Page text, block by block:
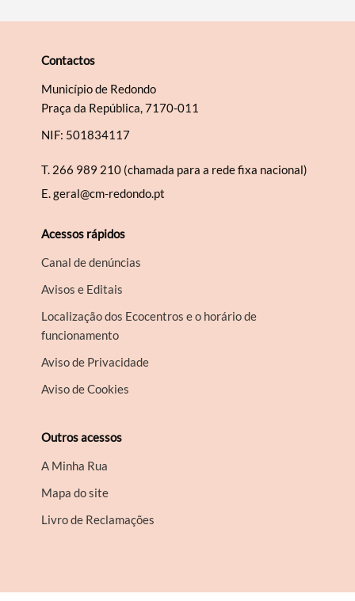
Contactos
Município de Redondo
Praça da República, 7170-011
NIF: 501834117
T. 266 989 210 (chamada para a rede fixa nacional)
E.geral@cm-redondo.pt
Acessos rápidos
Canal de denúncias
Avisos e Editais
Localização dos Ecocentros e o horário de
funcionamento
Aviso de Privacidade
Aviso de Cookies
Outros acessos
A Minha Rua
Mapa do site
Livro de Reclamações